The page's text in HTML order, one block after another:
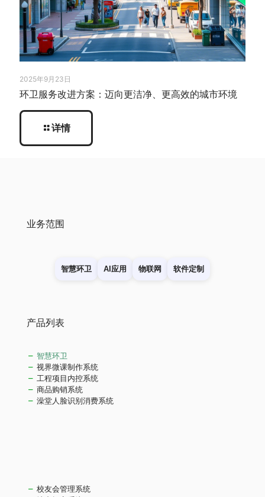
2025年9月23日
环卫服务改进方案：迈向更洁净、更高效的城市环境
详情
业务范围
智慧环卫 AI应用 物联网 软件定制
产品列表
智慧环卫
视界微课制作系统
工程项目内控系统
商品购销系统
澡堂人脸识别消费系统
校友会管理系统